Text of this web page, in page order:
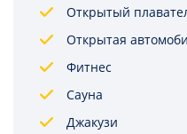
Открытый
Открытая
Фитнес
Сауна
Джакузи